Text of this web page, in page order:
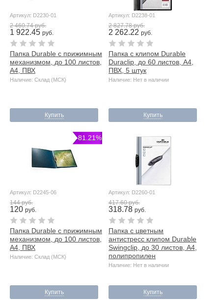
Артикул: D2230-01
2 460.74 руб.
1 922.45 руб.
Папка Durable с прижимным
механизмом, до 100 листов,
А4, ПВХ
Наличие: Склад (МСК)
Купить
Артикул: D2238-01
2 827.78 руб.
2 262.22руб.
Папка с клипом Durable
Duraclip, до 60 листов, А4,
ПВХ, 5 штук
Наличие: Нет в наличии
Купить
-81.21%
Артикул: D2245-06
144 руб.
120 руб.
Папка Durable с прижимным
механизмом, до 100 листов,
А4, ПВХ
Наличие: Склад (МСК)
Купить
Артикул: D2260-01
417.60 руб.
318.78руб.
Папка с цветным
антистресс клипом Durable
Swingclip, до 30 листов, А4,
полипропилен
Наличие: Нет в наличии
Купить